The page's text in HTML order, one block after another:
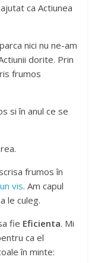
ca Actiunea
nici nu ne-am
dorite. Prin
frumos
si în anul ce se
frumos în
vis. Am capul
le culeg.
fie Eficienta. Mi
ca el
în minte: